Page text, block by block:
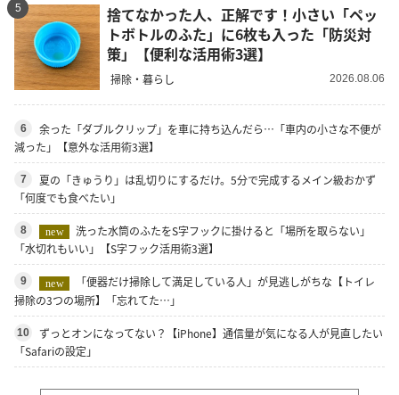
5
捨てなかった人、正解です！小さい「ペッ
トボトルのふた」に6枚も入った「防災対
策」【便利な活用術3選】
掃除・暮らし 2026.08.06
6
余った「ダブルクリップ」を車に持ち込んだら…「車内の小さな不便が
減った」【意外な活用術3選】
7
夏の「きゅうり」は乱切りにするだけ。5分で完成するメイン級おかず
「何度でも食べたい」
8 new
洗った水筒のふたをS字フックに掛けると「場所を取らない」
「水切れもいい」【S字フック活用術3選】
9 new
「便器だけ掃除して満足している人」が見逃しがちな【トイレ
掃除の3つの場所】「忘れてた…」
10
ずっとオンになってない？【iPhone】通信量が気になる人が見直したい
「Safariの設定」